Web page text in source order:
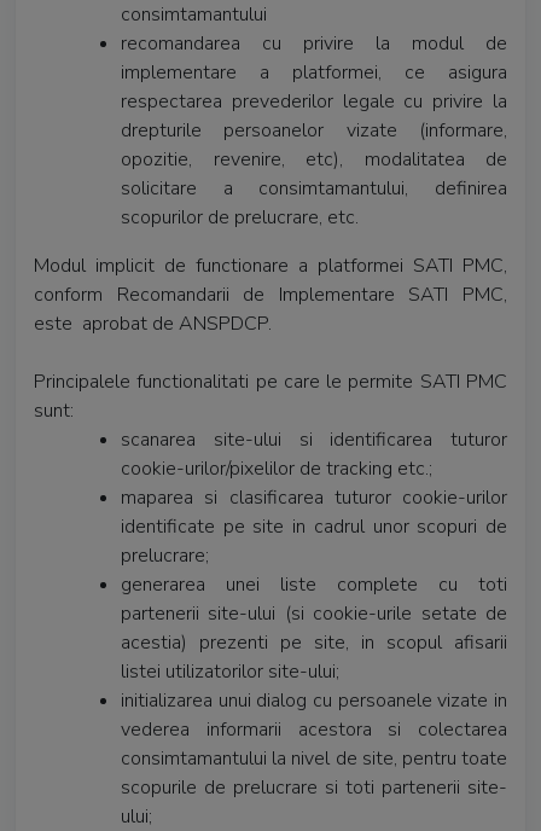
consimtamantului
recomandarea cu privire la modul de
implementare a platformei, ce asigura
respectarea prevederilor legale cu privire la
drepturile persoanelor vizate (informare,
opozitie, revenire, etc), modalitatea de
solicitare a consimtamantului, definirea
scopurilor de prelucrare, etc.
Modul implicit de functionare a platformei SATI PMC,
conform Recomandarii de Implementare SATI PMC,
este aprobat de ANSPDCP.
Principalele functionalitati pe care le permite SATI PMC
sunt:
scanarea site-ului si identificarea tuturor
cookie-urilor/pixelilor de tracking etc.;
maparea si clasificarea tuturor cookie-urilor
identificate pe site in cadrul unor scopuri de
prelucrare;
generarea unei liste complete cu toti
partenerii site-ului (si cookie-urile setate de
acestia) prezenti pe site, in scopul afisarii
listei utilizatorilor site-ului;
initializarea unui dialog cu persoanele vizate in
vederea informarii acestora si colectarea
consimtamantului la nivel de site, pentru toate
scopurile de prelucrare si toti partenerii site-
ului;